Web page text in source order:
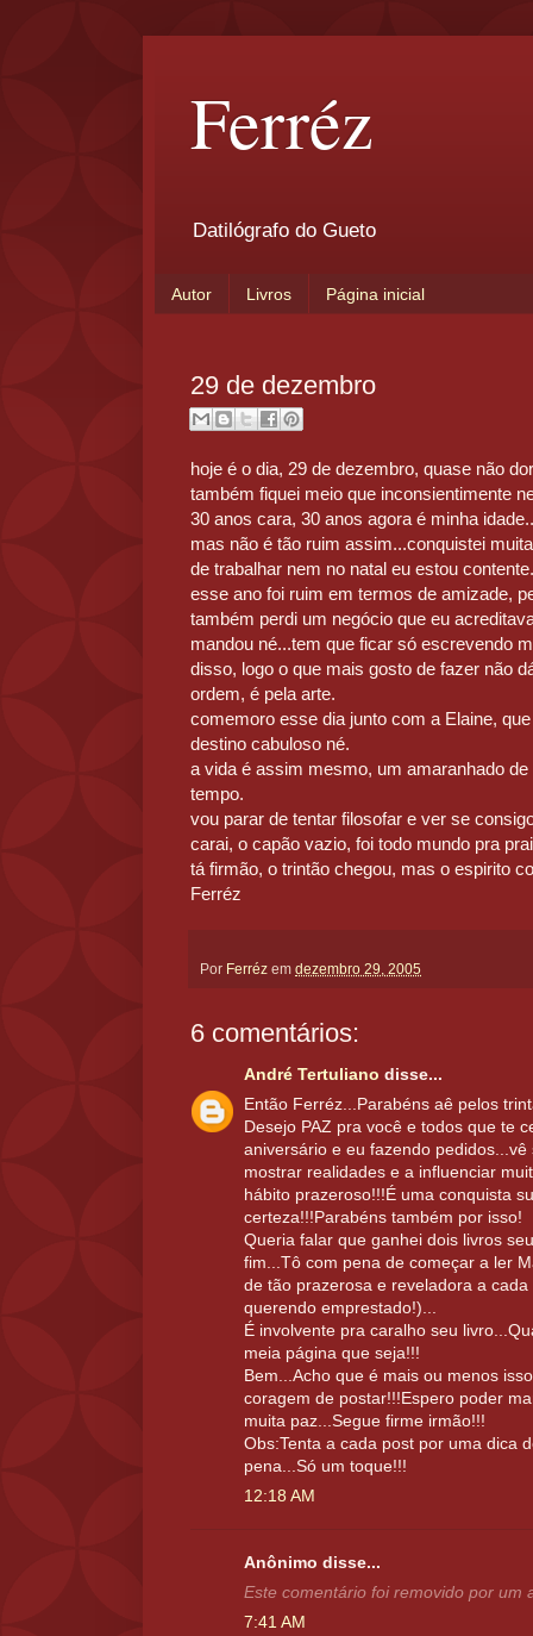
Ferréz
Datilógrafo do Gueto
Autor Livros Página inicial
29 de dezembro
hoje é o dia, 29 de dezembro, quase não
também fiquei meio que inconsientimente
30 anos cara, 30 anos agora é minha
mas não é tão ruim assim...conquistei
de trabalhar nem no natal eu estou contente.
esse ano foi ruim em termos de amizade,
também perdi um negócio que eu
mandou né...tem que ficar só escrevendo
disso, logo o que mais gosto de fazer não
ordem, é pela arte.
comemoro esse dia junto com a Elaine,
destino cabuloso né.
a vida é assim mesmo, um amaranhado
tempo.
vou parar de tentar filosofar e ver se
carai, o capão vazio, foi todo mundo pra
tá firmão, o trintão chegou, mas o espirito
Ferréz
Por Ferréz em dezembro 29, 2005
6 comentários:
André Tertuliano disse...
Então Ferréz...Parabéns aê pelos
Desejo PAZ pra você e todos que te
aniversário e eu fazendo
mostrar realidades e a influenciar
hábito prazeroso!!!É uma conquista
certeza!!!Parabéns também por isso!
Queria falar que ganhei dois livros
fim...Tô com pena de começar a ler
de tão prazerosa e reveladora a
querendo emprestado!)...
É involvente pra caralho seu
meia página que seja!!!
Bem...Acho que é mais ou menos
coragem de postar!!!Espero poder
muita paz...Segue firme irmão!!!
Obs:Tenta a cada post por uma dica
pena...Só um toque!!!
12:18 AM
Anônimo disse...
Este comentário foi removido por um
7:41 AM